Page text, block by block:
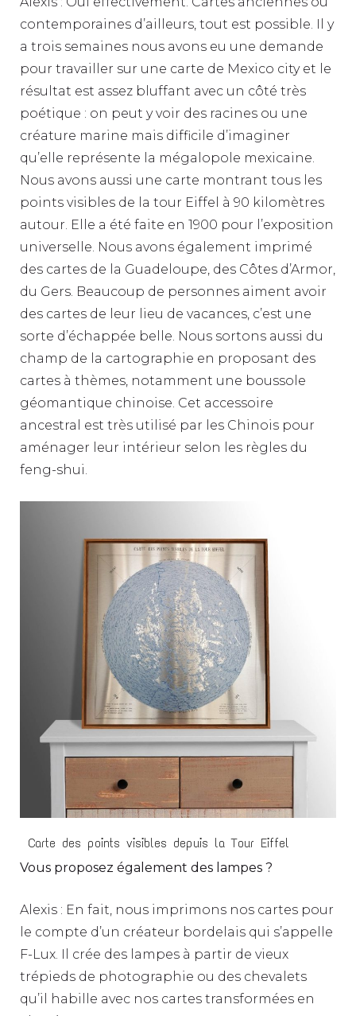
contemporaines d’ailleurs, tout est possible. Il y
a trois semaines nous avons eu une demande
pour travailler sur une carte de Mexico city et le
résultat est assez bluffant avec un côté très
poétique : on peut y voir des racines ou une
créature marine mais difficile d’imaginer
qu’elle représente la mégalopole mexicaine.
Nous avons aussi une carte montrant tous les
points visibles de la tour Eiffel à 90 kilomètres
autour. Elle a été faite en 1900 pour l’exposition
universelle. Nous avons également imprimé
des cartes de la Guadeloupe, des Côtes d’Armor,
du Gers. Beaucoup de personnes aiment avoir
des cartes de leur lieu de vacances, c’est une
sorte d’échappée belle. Nous sortons aussi du
champ de la cartographie en proposant des
cartes à thèmes, notamment une boussole
géomantique chinoise. Cet accessoire
ancestral est très utilisé par les Chinois pour
aménager leur intérieur selon les règles du
feng-shui.
Carte des points visibles depuis la Tour Eiffel
Vous proposez également des lampes ?
Alexis : En fait, nous imprimons nos cartes pour
le compte d’un créateur bordelais qui s’appelle
F-Lux. Il crée des lampes à partir de vieux
trépieds de photographie ou des chevalets
qu’il habille avec nos cartes transformées en